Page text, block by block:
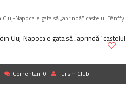
Napoca e gata să „aprindă” castelul Bánffy
Comentarii 0 Turism Club